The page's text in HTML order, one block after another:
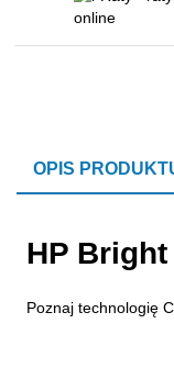
OPIS
HP
Poznaj technologię